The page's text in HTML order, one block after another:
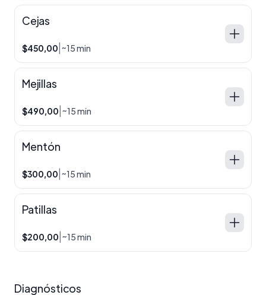
Cejas
$450,00 ~15 min
Mejillas
$490,00 ~15 min
Mentón
$300,00 ~15 min
Patillas
$200,00 ~15 min
Diagnósticos